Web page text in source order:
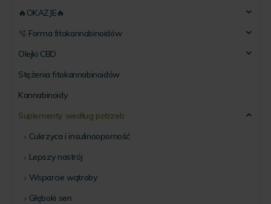
🔥OKAZJE🔥
🫧 Forma fitokannabinoidów
Olejki CBD
Stężenia fitokannabinoidów
Kannabinoidy
Suplementy według potrzeb
Cukrzyca i insulinooporność
Lepszy nastrój
Wsparcie wątroby
Głęboki sen